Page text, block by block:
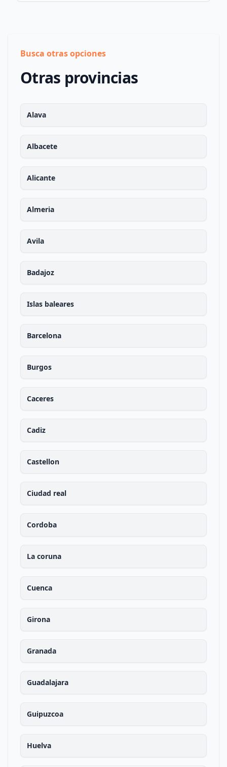
Busca otras opciones
Otras provincias
Alava
Albacete
Alicante
Almeria
Avila
Badajoz
Islas baleares
Barcelona
Burgos
Caceres
Cadiz
Castellon
Ciudad real
Cordoba
La coruna
Cuenca
Girona
Granada
Guadalajara
Guipuzcoa
Huelva